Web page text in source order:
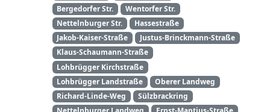
Bergedorfer Str.
Wentorfer Str.
Nettelnburger Str.
Hassestraße
Jakob-Kaiser-Straße
Justus-Brinckmann-Straße
Klaus-Schaumann-Straße
Lohbrügger Kirchstraße
Lohbrügger Landstraße
Oberer Landweg
Richard-Linde-Weg
Sülzbrackring